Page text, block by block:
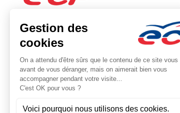
Note : 4.7/5
Moyenne calculée sur 43 avis